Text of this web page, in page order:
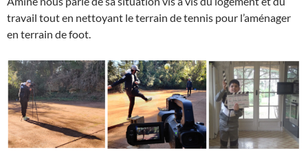
travail tout en nettoyant le terrain de tennis pour l’aménager
en terrain de foot.